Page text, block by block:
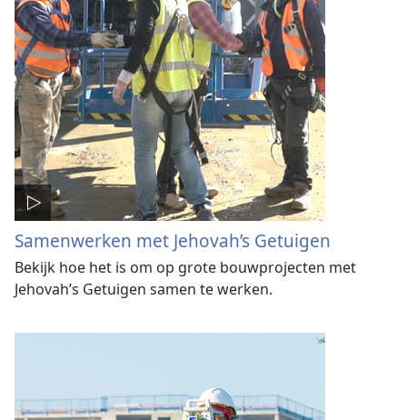
Samenwerken met Jehovah’s Getuigen
Bekijk hoe het is om op grote bouwprojecten met
Jehovah’s Getuigen samen te werken.